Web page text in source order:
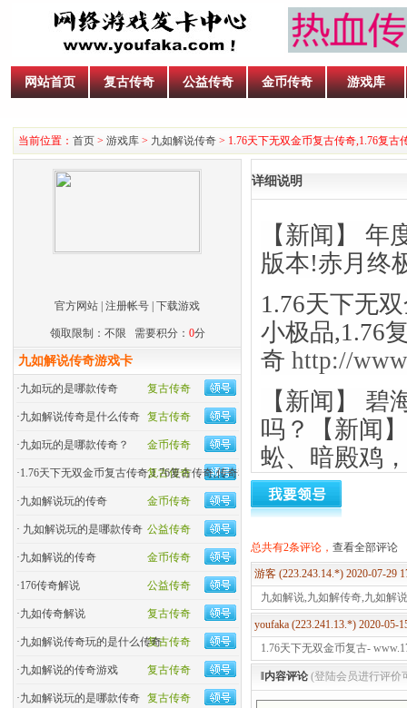
网站首页 复古传奇 公益传奇 金币传奇 游戏库
当前位置： 首页 > 游戏库 > 九如解说传奇 > 1.76天下无双金币复古传奇,1.76复古
官方网站 注册帐号 下载游戏
领取限制：不限 需要积分： 0分
九如解说传奇游戏卡
复古传奇
·九如玩的是哪款传奇
复古传奇
·九如解说传奇是什么传奇
金币传奇
·九如玩的是哪款传奇？
复古传奇
·1.76天下无双金币复古传奇,1.76复古传奇,传奇私服
金币传奇
·九如解说玩的传奇
公益传奇
· 九如解说玩的是哪款传奇
金币传奇
·九如解说的传奇
公益传奇
·176传奇解说
复古传奇
·九如传奇解说
复古传奇
·九如解说传奇玩的是什么传奇
复古传奇
·九如解说的传奇游戏
复古传奇
·九如解说玩的是哪款传奇
详细说明
【新闻】
版本!赤月终
1.76天下无
小极品,1.76
奇 http://
【新闻】
吗？【新闻
蚣、暗殿鸡
【新闻】 完
OUT！
【新闻】 金
打，无元宝
【新闻】 无
机，下班打
总共有2条评论， 查看全部评论
游客 (223.243.14.*) 2020-07-29
九如解说,九如解传奇,九如解
youfaka (223.241.13.*) 2020-05-
1.76天下无双金币复古-
‖内容评论 (登陆会员进行评价